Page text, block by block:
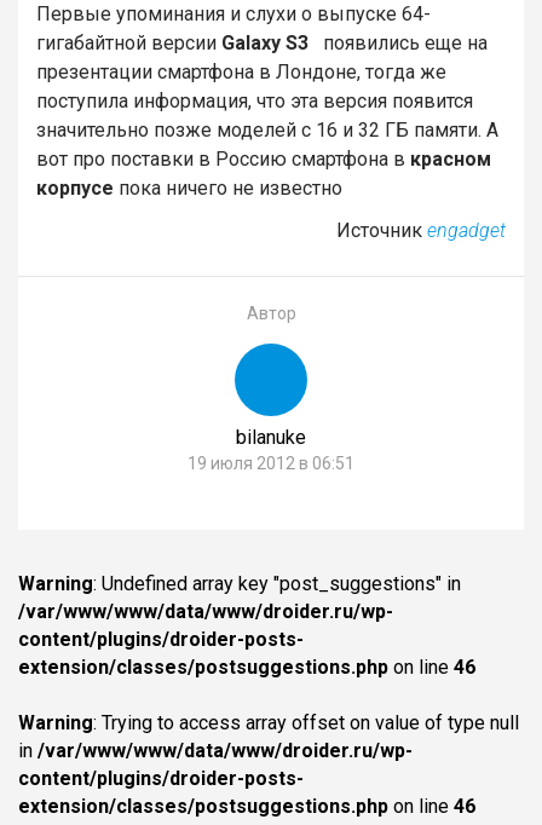
Первые упоминания и слухи о выпуске 64-
гигабайтной версии Galaxy S3 появились еще на
презентации смартфона в Лондоне, тогда же
поступила информация, что эта версия появится
значительно позже моделей с 16 и 32 ГБ памяти. А
вот про поставки в Россию смартфона в красном
корпусе пока ничего не известно
Источник engadget
Автор
bilanuke
19 июля 2012 в 06:51
Warning: Undefined array key "post_suggestions" in
/var/www/www/data/www/droider.ru/wp-
content/plugins/droider-posts-
extension/classes/postsuggestions.php on line 46
Warning: Trying to access array offset on value of type null
in /var/www/www/data/www/droider.ru/wp-
content/plugins/droider-posts-
extension/classes/postsuggestions.php on line 46